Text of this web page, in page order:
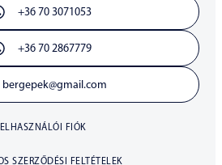
+36 70 3071053
+36 70 2867779
bergepek@gmail.com
FIÓK
SZERZŐDÉSI FELTÉTELEK